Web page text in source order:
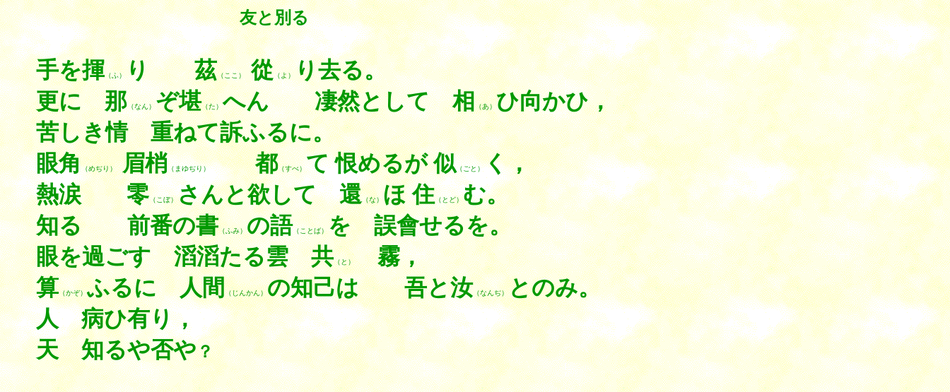
友と別る
手を揮（ふ）り 茲（ここ）從（よ）り去る。
更に 那（なん）ぞ堪（た）へん 凄然として 相（あ）ひ向かひ，
苦しき情 重ねて訴ふるに。
眼角（めぢり）眉梢（まゆぢり）都（すべ）て 恨めるが 似（ごと）く，
熱涙 零（こぼ）さんと欲して 還（な）ほ 住（とど）む。
知る 前番の書（ふみ）の語（ことば）を 誤會せるを。
眼を過ごす 滔滔たる雲 共（と）霧，
算（かぞ）ふるに 人間（じんかん）の知己は 吾と汝（なんぢ）とのみ。
人 病ひ有り，
天 知るや否や？